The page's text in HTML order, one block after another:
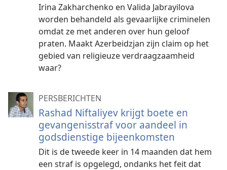
Irina Zakharchenko en Valida Jabrayilova
worden behandeld als gevaarlijke criminelen
omdat ze met anderen over hun geloof
praten. Maakt Azerbeidzjan zijn claim op het
gebied van religieuze verdraagzaamheid
waar?
PERSBERICHTEN
Rashad Niftaliyev krijgt boete en
gevangenisstraf voor aandeel in
godsdienstige bijeenkomsten
Dit is de tweede keer in 14 maanden dat hem
een straf is opgelegd, ondanks het feit dat